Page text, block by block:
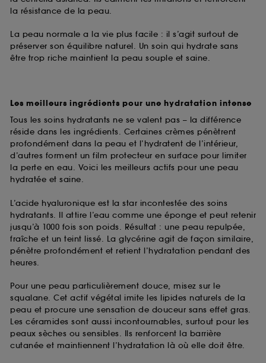
la résistance de la peau.
La peau normale a la vie plus facile : il s’agit surtout de
préserver son équilibre naturel. Un soin qui hydrate sans
être trop riche maintient la peau souple et saine.
Les meilleurs ingrédients pour une hydratation intense
Tous les soins hydratants ne se valent pas – la différence
réside dans les ingrédients. Certaines crèmes pénètrent
profondément dans la peau et l’hydratent de l’intérieur,
d’autres forment un film protecteur en surface pour limiter
la perte en eau. Voici les meilleurs actifs pour une peau
hydratée et saine.
L’acide hyaluronique est la star incontestée des soins
hydratants. Il attire l’eau comme une éponge et peut retenir
jusqu’à 1000 fois son poids. Résultat : une peau repulpée,
fraîche et un teint lissé. La glycérine agit de façon similaire,
pénètre profondément et retient l’hydratation pendant des
heures.
Pour une peau particulièrement douce, misez sur le
squalane. Cet actif végétal imite les lipides naturels de la
peau et procure une sensation de douceur sans effet gras.
Les céramides sont aussi incontournables, surtout pour les
peaux sèches ou sensibles. Ils renforcent la barrière
cutanée et maintiennent l’hydratation là où elle doit être.